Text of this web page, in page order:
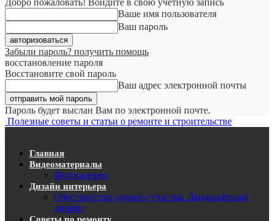
Добро пожаловать! Войдите в свою учётную запись
Ваше имя пользователя
Ваш пароль
Забыли пароль? получить помощь
восстановление пароля
Восстановите свой пароль
Ваш адрес электронной почты
Пароль будет выслан Вам по электронной почте.
Полезные советы и статьи о ремонте и строительстве
Главная
Видеоматериалы
Фотогалерея
Дизайн интерьера
Обустройство дачного участка. Ландшафтный
дизайн